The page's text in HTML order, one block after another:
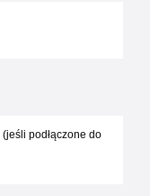
podłączone do